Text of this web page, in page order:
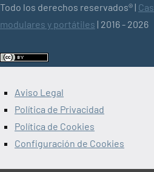
Todo los derechos reservados® |
modulares y portátiles | 2016 - 2026
Aviso Legal
Política de Privacidad
Política de Cookies
Configuración de Cookies